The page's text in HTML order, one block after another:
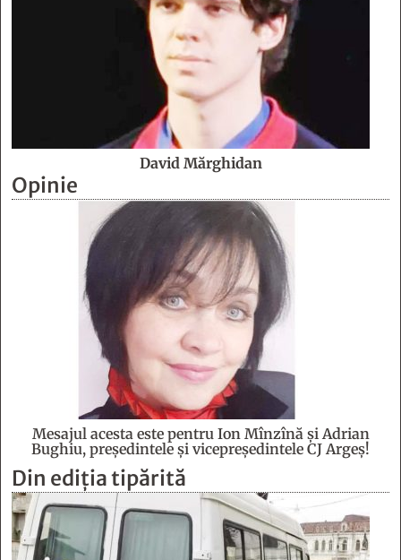
David Mărghidan
Opinie
Mesajul acesta este pentru Ion Mînzînă şi Adrian
Bughiu, preşedintele şi vicepreşedintele CJ Argeş!
Din ediția tipărită